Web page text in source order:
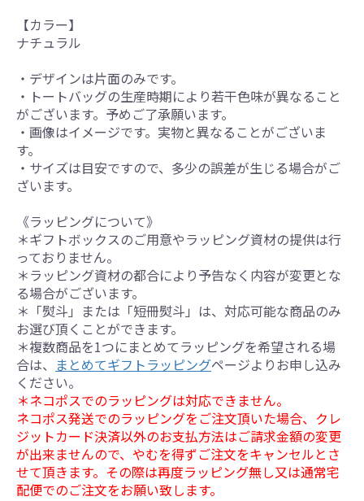
【カラー】
ナチュラル
・デザインは片面のみです。
・トートバッグの生産時期により若干色味が異なること
がございます。予めご了承願います。
・画像はイメージです。実物と異なることがございま
す。
・サイズは目安ですので、多少の誤差が生じる場合がご
ざいます。
《ラッピングについて》
＊ギフトボックスのご用意やラッピング資材の提供は行
っておりません。
＊ラッピング資材の都合により予告なく内容が変更とな
る場合がございます。
＊「熨斗」または「短冊熨斗」は、対応可能な商品のみ
お選び頂くことができます。
＊複数商品を1つにまとめてラッピングを希望される場
合は、 まとめてギフトラッピングページよりお申し込み
ください。
＊ネコポスでのラッピングは対応できません。
ネコポス発送でのラッピングをご注文頂いた場合、クレ
ジットカード決済以外のお支払方法はご請求金額の変更
が出来ませんので、やむを得ずご注文をキャンセルとさ
せて頂きます。その際は再度ラッピング無し又は通常宅
配便でのご注文をお願い致します。